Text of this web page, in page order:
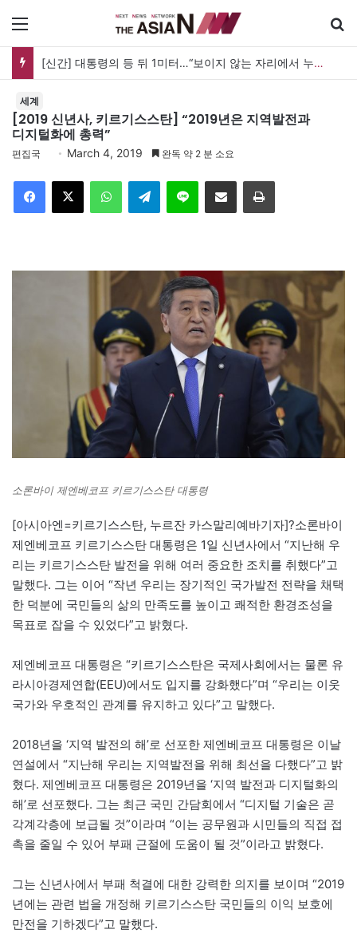
[신간] 대통령의 등 뒤 1미터…“보이지 않는 자리에서 누구를 지킨다는 것”
세계
[2019 신년사, 키르기스스탄] “2019년은 지역발전과
디지털화에 총력”
편집국 March 4, 2019 완독 약 2 분 소요
Telegram 이메일
소론바이 제엔베코프 키르기스스탄 대통령
[아시아엔=키르기스스탄, 누르잔 카스말리예바기자]?소론바이
제엔베코프 키르기스스탄 대통령은 1일 신년사에서 “지난해 우
리는 키르기스스탄 발전을 위해 여러 중요한 조치를 취했다”고
말했다. 그는 이어 “작년 우리는 장기적인 국가발전 전략을 채택
한 덕분에 국민들의 삶의 만족도를 높이고 쾌적한 환경조성을
목표로 잡을 수 있었다”고 밝혔다.
제엔베코프 대통령은 “키르기스스탄은 국제사회에서는 물론 유
라시아경제연합(EEU)에서도 입지를 강화했다”며 “우리는 이웃
국가와 우호적인 관계를 유지하고 있다”고 말했다.
2018년을 ‘지역 발전의 해’로 선포한 제엔베코프 대통령은 이날
연설에서 “지난해 우리는 지역발전을 위해 최선을 다했다”고 밝
혔다. 제엔베코프 대통령은 2019년을 ‘지역 발전과 디지털화의
해’로 선포했다. 그는 최근 국민 간담회에서 “디지털 기술은 곧
각계각층에 보급될 것”이라며 “이는 공무원과 시민들의 직접 접
촉을 줄일 수 있어 부패 근절에 도움이 될 것”이라고 밝혔다.
그는 신년사에서 부패 척결에 대한 강력한 의지를 보이며 “2019
년에는 관련 법을 개정해 키르기스스탄 국민들의 이익 보호에
만전을 기하겠다”고 말했다.